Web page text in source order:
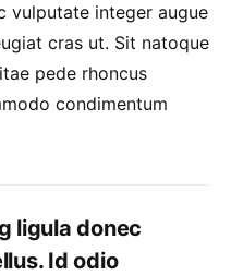
vulputate integer augue
cras ut. Sit natoque
pede rhoncus
condimentum
ligula donec
Id odio